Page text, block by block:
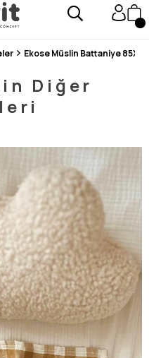
4.8 PUAN ALDI ⭐⭐⭐⭐⭐
❤️ 10 MİLYON ÜRÜN
Ekose Müslin Battaniye 85X95
Diğer